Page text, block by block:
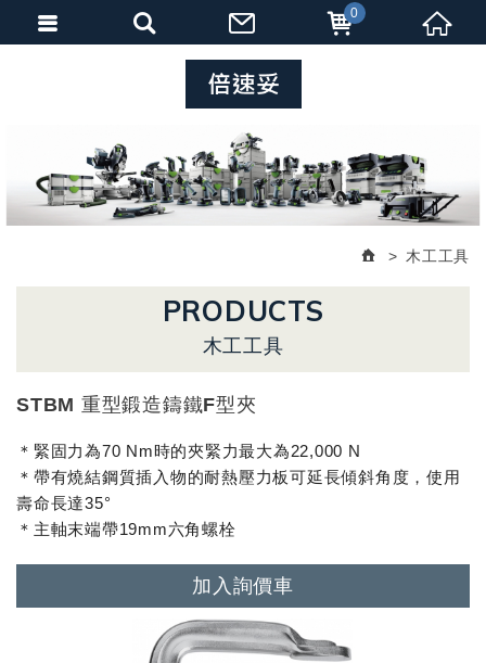
木工工具
PRODUCTS
木工工具
STBM 重型鍛造鑄鐵F型夾
＊緊固力為70 Nm時的夾緊力最大為22,000 N
＊帶有燒結鋼質插入物的耐熱壓力板可延長傾斜角度，使用
壽命長達35°
＊主軸末端帶19mm六角螺栓
加入詢價車
0